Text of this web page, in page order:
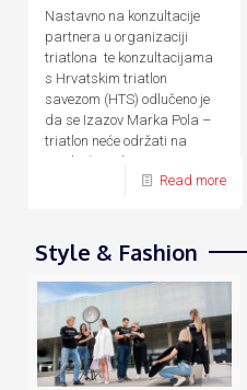
Nastavno na konzultacije
partnera u organizaciji
triatlona te konzultacijama
s Hrvatskim triatlon
savezom (HTS) odlučeno je
da se Izazov Marka Pola –
triatlon neće održati na
predviđene datume, 24. – 26.
Read more
Style & Fashion